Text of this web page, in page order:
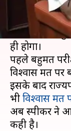
कई दिनों से
विधानसभा
की कार्यवाही
ही होगा।
पहले बहुमत
विश्वास मत
इसके बाद
भीविश्वास मत
अब स्पीकर ने